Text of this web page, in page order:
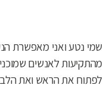
שמי נטע ואני מאפשרת
מהתקיעות לאנשים
לפתוח את הראש ואת הלב